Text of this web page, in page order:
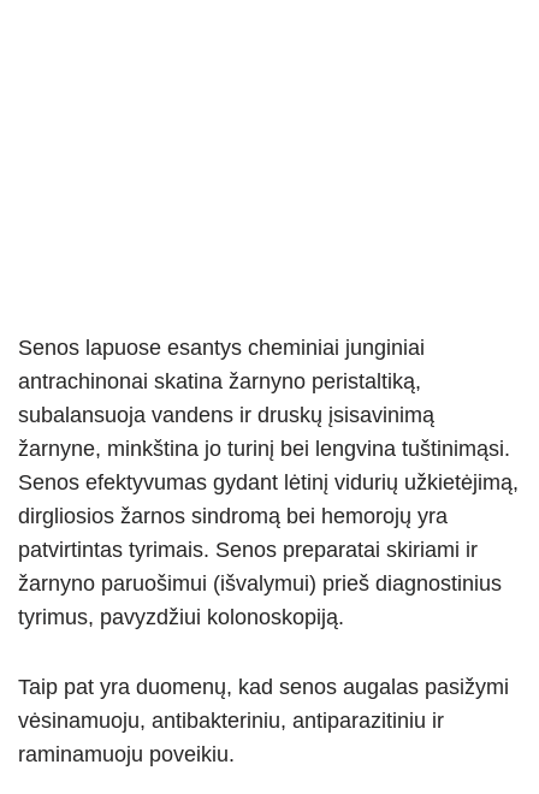
Senos lapuose esantys cheminiai junginiai
antrachinonai skatina žarnyno peristaltiką,
subalansuoja vandens ir druskų įsisavinimą
žarnyne, minkština jo turinį bei lengvina tuštinimąsi.
Senos efektyvumas gydant lėtinį vidurių užkietėjimą,
dirgliosios žarnos sindromą bei hemorojų yra
patvirtintas tyrimais. Senos preparatai skiriami ir
žarnyno paruošimui (išvalymui) prieš diagnostinius
tyrimus, pavyzdžiui kolonoskopiją.
Taip pat yra duomenų, kad senos augalas pasižymi
vėsinamuoju, antibakteriniu, antiparazitiniu ir
raminamuoju poveikiu.